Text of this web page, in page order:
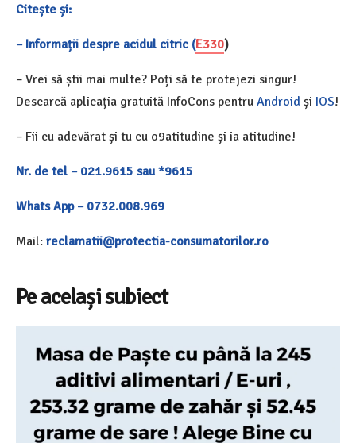
Citește și:
– Informații despre acidul citric (E330)
– Vrei să știi mai multe? Poți să te protejezi singur!
Descarcă aplicația gratuită InfoCons pentru Android și IOS!
– Fii cu adevărat și tu cu o9atitudine și ia atitudine!
Nr. de tel – 021.9615 sau *9615
Whats App – 0732.008.969
Mail: reclamatii@protectia-consumatorilor.ro
Pe același subiect